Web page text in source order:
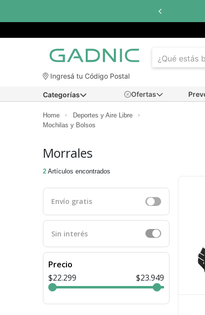
Ingresá tu Código Postal
Ofertas
Categorías
Home
Deportes y Aire Libre
Mochilas y Bolsos
Morrales
2 Artículos encontrados
Envío gratis
Sin interés
Precio
$22.299
$23.949